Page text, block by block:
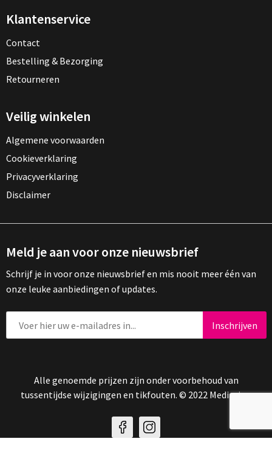
Klantenservice
Contact
Bestelling & Bezorging
Retourneren
Veilig winkelen
Algemene voorwaarden
Cookieverklaring
Privacyverklaring
Disclaimer
Meld je aan voor onze nieuwsbrief
Schrijf je in voor onze nieuwsbrief en mis nooit meer één van
onze leuke aanbiedingen of updates.
Alle genoemde prijzen zijn onder voorbehoud van
tussentijdse wijzigingen en tikfouten. © 2022 Mediasign